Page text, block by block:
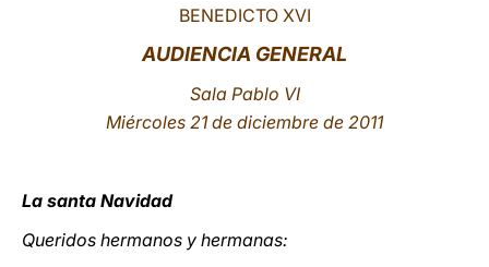
BENEDICTO XVI
AUDIENCIA GENERAL
Sala Pablo VI
Miércoles 21 de diciembre de 2011
La santa Navidad
Queridos hermanos y hermanas: